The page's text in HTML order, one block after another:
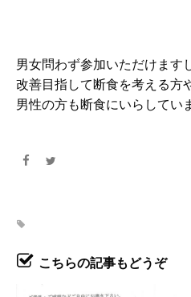
男女問わず参加いただけます
改善目指して断食を考える方
男性の方も断食にいらしてい
こちらの記事もどうぞ